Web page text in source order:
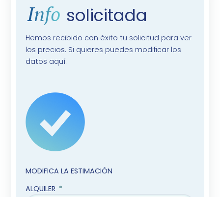
Info solicitada
Hemos recibido con éxito tu solicitud para ver
los precios. Si quieres puedes modificar los
datos aquí.
MODIFICA LA ESTIMACIÓN
ALQUILER